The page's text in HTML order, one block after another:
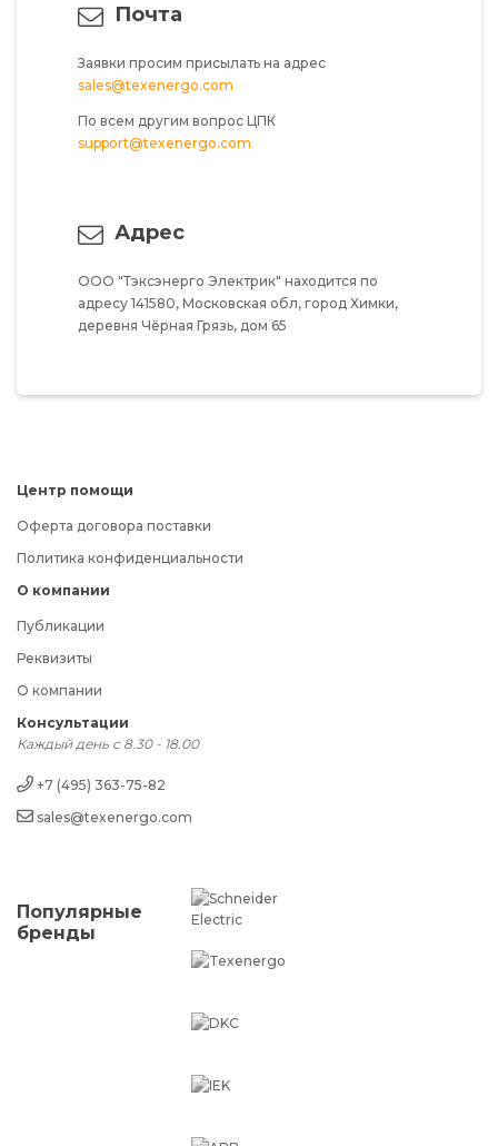
Почта
Заявки просим присылать на адрес
sales@texenergo.com
По всем другим вопрос ЦПК
support@texenergo.com
Адрес
ООО "Тэксэнерго Электрик" находится по
адресу 141580, Московская обл, город Химки,
деревня Чёрная Грязь, дом 65
Центр помощи
Оферта договора поставки
Политика конфиденциальности
О компании
Публикации
Реквизиты
О компании
Консультации
Каждый день с 8.30 - 18.00
+7 (495) 363-75-82
sales@texenergo.com
Популярные
бренды